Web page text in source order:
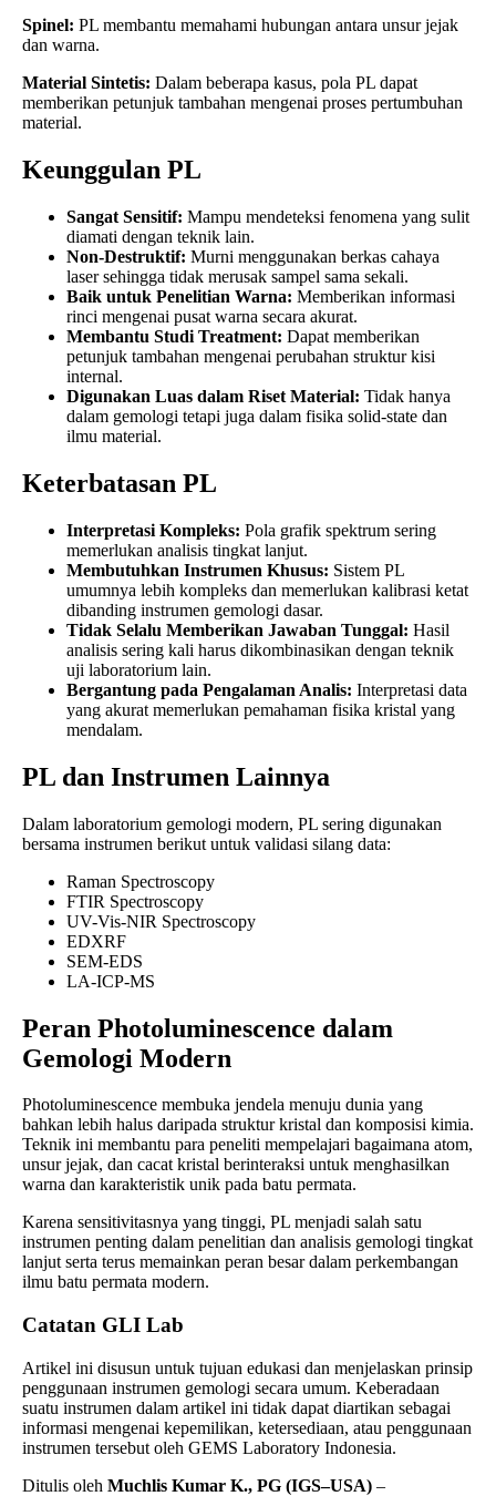
Spinel: PL membantu memahami hubungan antara unsur jejak
dan warna.
Material Sintetis: Dalam beberapa kasus, pola PL dapat
memberikan petunjuk tambahan mengenai proses pertumbuhan
material.
Keunggulan PL
Sangat Sensitif: Mampu mendeteksi fenomena yang sulit
diamati dengan teknik lain.
Non-Destruktif: Murni menggunakan berkas cahaya
laser sehingga tidak merusak sampel sama sekali.
Baik untuk Penelitian Warna: Memberikan informasi
rinci mengenai pusat warna secara akurat.
Membantu Studi Treatment: Dapat memberikan
petunjuk tambahan mengenai perubahan struktur kisi
internal.
Digunakan Luas dalam Riset Material: Tidak hanya
dalam gemologi tetapi juga dalam fisika solid-state dan
ilmu material.
Keterbatasan PL
Interpretasi Kompleks: Pola grafik spektrum sering
memerlukan analisis tingkat lanjut.
Membutuhkan Instrumen Khusus: Sistem PL
umumnya lebih kompleks dan memerlukan kalibrasi ketat
dibanding instrumen gemologi dasar.
Tidak Selalu Memberikan Jawaban Tunggal: Hasil
analisis sering kali harus dikombinasikan dengan teknik
uji laboratorium lain.
Bergantung pada Pengalaman Analis: Interpretasi data
yang akurat memerlukan pemahaman fisika kristal yang
mendalam.
PL dan Instrumen Lainnya
Dalam laboratorium gemologi modern, PL sering digunakan
bersama instrumen berikut untuk validasi silang data:
Raman Spectroscopy
FTIR Spectroscopy
UV-Vis-NIR Spectroscopy
EDXRF
SEM-EDS
LA-ICP-MS
Peran Photoluminescence dalam
Gemologi Modern
Photoluminescence membuka jendela menuju dunia yang
bahkan lebih halus daripada struktur kristal dan komposisi kimia.
Teknik ini membantu para peneliti mempelajari bagaimana atom,
unsur jejak, dan cacat kristal berinteraksi untuk menghasilkan
warna dan karakteristik unik pada batu permata.
Karena sensitivitasnya yang tinggi, PL menjadi salah satu
instrumen penting dalam penelitian dan analisis gemologi tingkat
lanjut serta terus memainkan peran besar dalam perkembangan
ilmu batu permata modern.
Catatan GLI Lab
Artikel ini disusun untuk tujuan edukasi dan menjelaskan prinsip
penggunaan instrumen gemologi secara umum. Keberadaan
suatu instrumen dalam artikel ini tidak dapat diartikan sebagai
informasi mengenai kepemilikan, ketersediaan, atau penggunaan
instrumen tersebut oleh GEMS Laboratory Indonesia.
Ditulis oleh Muchlis Kumar K., PG (IGS–USA) –